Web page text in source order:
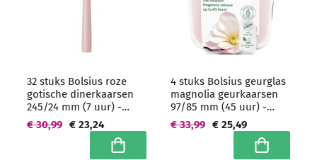
32 stuks Bolsius roze
gotische dinerkaarsen
245/24 mm (7 uur) -
grootverpakking
€ 23,24
€ 30,99
In winkelwagen
4 stuks Bolsius geurglas
magnolia geurkaarsen
97/85 mm (45 uur) -
grootverpakking
€ 25,49
€ 33,99
In